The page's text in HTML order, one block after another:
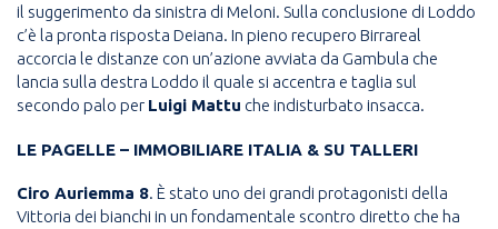
il suggerimento da sinistra di Meloni. Sulla conclusione di Loddo
c’è la pronta risposta Deiana. In pieno recupero Birrareal
accorcia le distanze con un’azione avviata da Gambula che
lancia sulla destra Loddo il quale si accentra e taglia sul
secondo palo per Luigi Mattu che indisturbato insacca.
LE PAGELLE – IMMOBILIARE ITALIA & SU TALLERI
Ciro Auriemma 8. È stato uno dei grandi protagonisti della
Vittoria dei bianchi in un fondamentale scontro diretto che ha